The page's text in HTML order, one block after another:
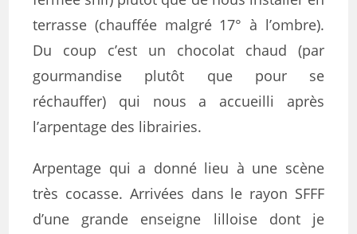
terrasse (chauffée malgré 17° à l’ombre).
Du coup c’est un chocolat chaud (par
gourmandise plutôt que pour se
réchauffer) qui nous a accueilli après
l’arpentage des librairies.
Arpentage qui a donné lieu à une scène
très cocasse. Arrivées dans le rayon SFFF
d’une grande enseigne lilloise dont je